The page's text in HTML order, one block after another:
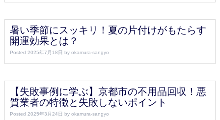
暑い季節にスッキリ！夏の片付けがもたらす
開運効果とは？
Posted 2025年7月18日 by okamura-sangyo
【失敗事例に学ぶ】京都市の不用品回収！悪
質業者の特徴と失敗しないポイント
Posted 2025年3月24日 by okamura-sangyo